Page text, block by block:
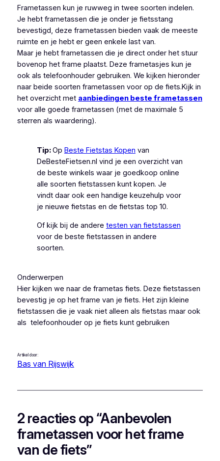
Frametassen kun je ruwweg in twee soorten indelen.
Je hebt frametassen die je onder je fietsstang
bevestigd, deze frametassen bieden vaak de meeste
ruimte en je hebt er geen enkele last van.
Maar je hebt frametassen die je direct onder het stuur
bovenop het frame plaatst. Deze frametasjes kun je
ook als telefoonhouder gebruiken. We kijken hieronder
naar beide soorten frametassen voor op de fiets.Kijk in
het overzicht met aanbiedingen beste frametassen
voor alle goede frametassen (met de maximale 5
sterren als waardering).
Tip:Op Beste Fietstas Kopen van
DeBesteFietsen.nl vind je een overzicht van
de beste winkels waar je goedkoop online
alle soorten fietstassen kunt kopen. Je
vindt daar ook een handige keuzehulp voor
je nieuwe fietstas en de fietstas top 10.
Of kijk bij de andere testen van fietstassen
voor de beste fietstassen in andere
soorten.
Onderwerpen
Hier kijken we naar de frametas fiets. Deze fietstassen
bevestig je op het frame van je fiets. Het zijn kleine
fietstassen die je vaak niet alleen als fietstas maar ook
als telefoonhouder op je fiets kunt gebruiken
Artikel door:
Bas van Rijswijk
2 reacties op “Aanbevolen
frametassen voor het frame
van de fiets”